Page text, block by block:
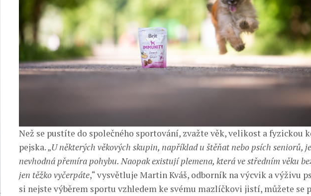
Než se pustíte do společného sportování, zvažte věk, velikost a fyzickou
pejska. „U některých věkových skupin, například u štěňat nebo psích seniorů, je
nevhodná přemíra pohybu. Naopak existují plemena, která ve středním věku
jen těžko vyčerpáte,“ vysvětluje Martin Kváš, odborník na výcvik a výživu
si nejste výběrem sportu vzhledem ke svému mazlíčkovi jistí, můžete se